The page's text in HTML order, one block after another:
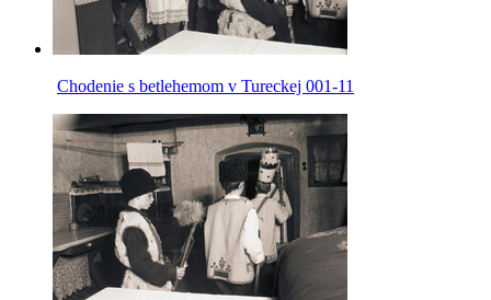
Chodenie s betlehemom v Tureckej 001-11